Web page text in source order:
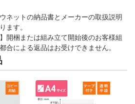
ネットの納品書とメーカーの取扱説明
ます。
開梱または組み立て開始後のお客様組
合による返品はお受けできません。